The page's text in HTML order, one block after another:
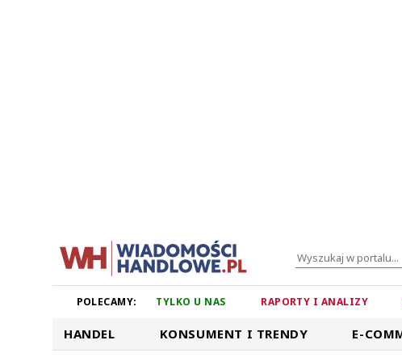
POLECAMY: TYLKO U NAS RAPORTY I ANALIZY
HANDEL KONSUMENT I TRENDY E-